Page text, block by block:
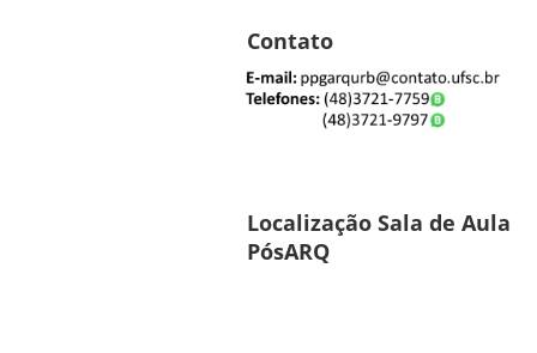
Contato
Localização Sala de Aula
PósARQ